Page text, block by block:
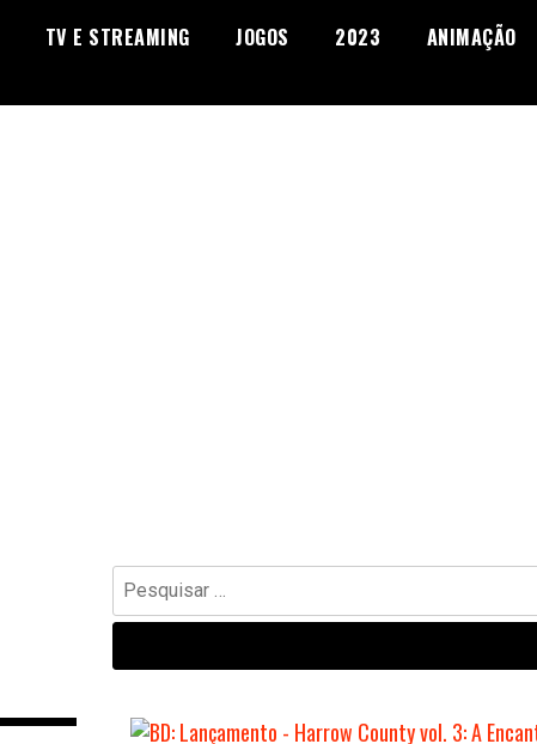
TV E STREAMING JOGOS 2023 ANIMAÇÃO
Pesquisar
por: